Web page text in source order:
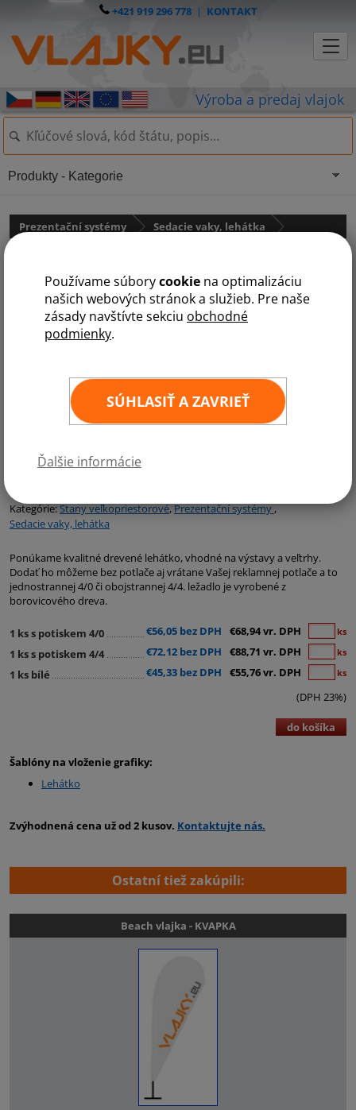
Používame súborycookie na optimalizáciu
našich webových stránok a služieb. Pre naše
zásady navštívte sekciu obchodné
podmienky.
SÚHLASIŤ A ZAVRIEŤ
Ďalšie informácie
+421 919 296 778| KONTAKT
Prezentační systémy Sedacie vaky, lehátka
Kategórie:Stany veľkopriestorové,Prezentační systémy,
Sedacie vaky, lehátka
Ponúkame kvalitné drevené lehátko, vhodné na výstavy a veľtrhy.
Dodať ho môžeme bez potlače aj vrátane Vašej reklamnej potlače a to
jednostrannej 4/0 či obojstrannej 4/4. ležadlo je vyrobené z
borovicového dreva.
1 ks s potiskem 4/0 €56,05 bez DPH €68,94 vr. DPH ks
1 ks s potiskem 4/4 €72,12 bez DPH €88,71 vr. DPH ks
1 ks bílé €45,33 bez DPH €55,76 vr. DPH ks
(DPH 23%)
do košíka
Šablóny na vloženie grafiky:
Lehátko
Zvýhodnená cena už od 2 kusov. Kontaktujte nás.
Ostatní tiež zakúpili:
Beach vlajka - KVAPKA
Produkty - Kategorie